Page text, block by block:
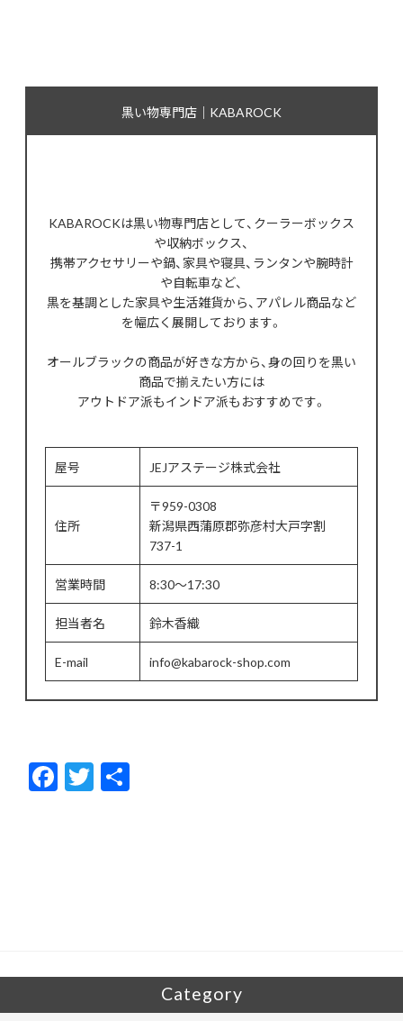
黒い物専門店｜KABAROCK
KABAROCKは黒い物専門店として、クーラーボックス
や収納ボックス、
携帯アクセサリーや鍋、家具や寝具、ランタンや腕時計
や自転車など、
黒を基調とした家具や生活雑貨から、アパレル商品など
を幅広く展開しております。
オールブラックの商品が好きな方から、身の回りを黒い
商品で揃えたい方には
アウトドア派もインドア派もおすすめです。
屋号 JEJアステージ株式会社
住所
〒959-0308
新潟県西蒲原郡弥彦村大戸字割
737-1
営業時間 8:30～17:30
担当者名 鈴木香織
E-mail info@kabarock-shop.com
F
ac
T
w
Category